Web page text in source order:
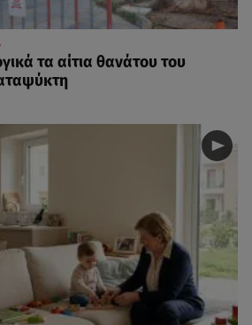
τα αίτια θανάτου του